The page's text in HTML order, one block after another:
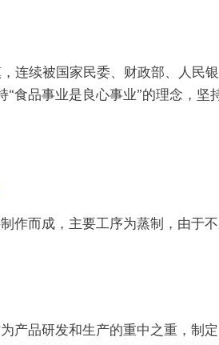
连续被国家民委、财政部、人民
“食品事业是良心事业”的理念，
作而成 ，主要工序为蒸制，由于
产品研发和生产的重中之重，制